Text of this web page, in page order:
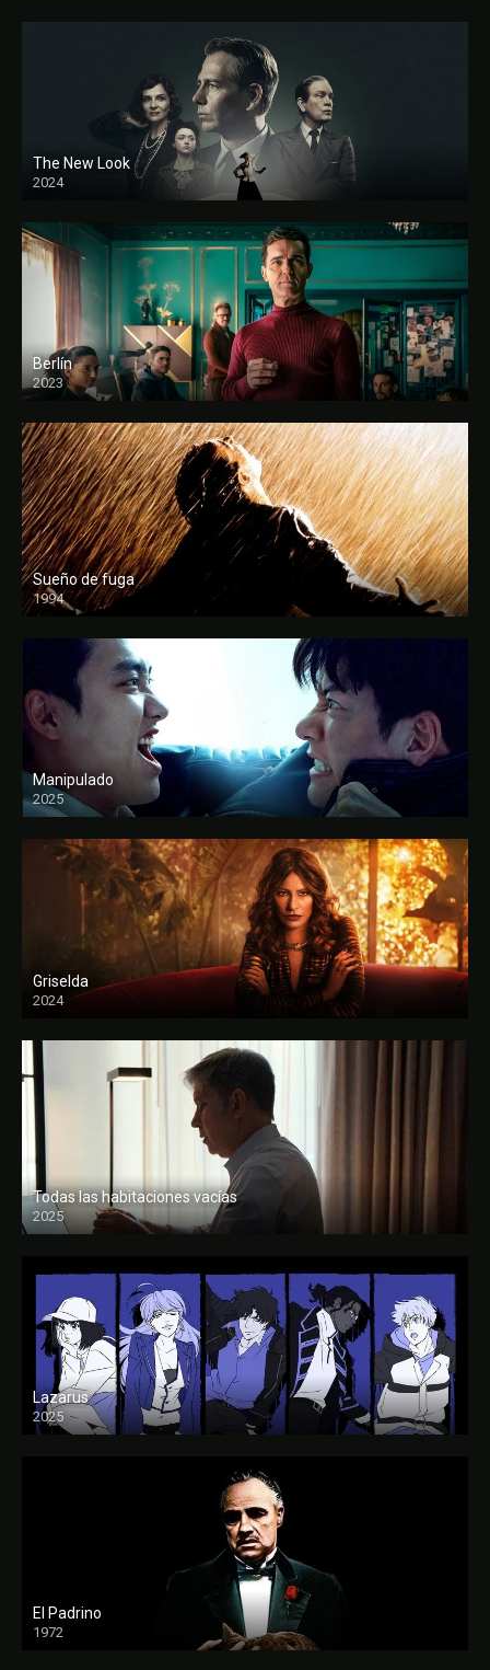
The New Look
2024
Berlín
2023
Sueño de fuga
1994
FULL HD
Manipulado
2025
Griselda
2024
Todas las habitaciones vacías
2025
FULL HD
Lazarus
2025
El Padrino
1972
FULL HD